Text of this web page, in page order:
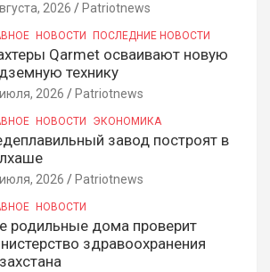
2026 Patriotnews
НОВОСТИ ПОСЛЕДНИЕ НОВОСТИ
Qarmet осваивают новую
технику
2026 Patriotnews
НОВОСТИ ЭКОНОМИКА
завод построят в
2026 Patriotnews
НОВОСТИ
родильные дома проверит
здравоохранения